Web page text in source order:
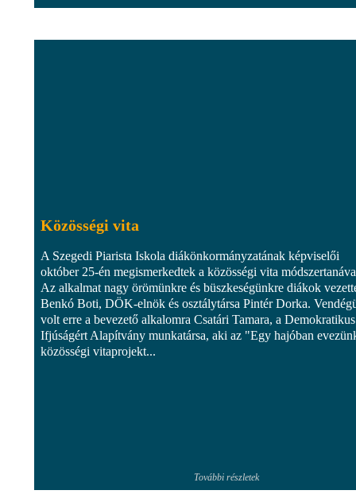
Közösségi vita
A Szegedi Piarista Iskola diákönkormányzatának képviselői
október 25-én megismerkedtek a közösségi vita
Az alkalmat nagy örömünkre és büszkeségünkre diákok
Benkó Boti, DÖK-elnök és osztálytársa Pintér Dorka.
volt erre a bevezető alkalomra Csatári Tamara, a Demokratikus
Ifjúságért Alapítvány munkatársa, aki az "Egy hajóban
közösségi vitaprojekt...
További részletek